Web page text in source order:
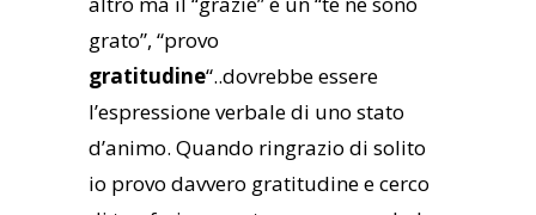
grato”, “provo
gratitudine“..dovrebbe essere
l’espressione verbale di uno stato
d’animo. Quando ringrazio di solito
io provo davvero gratitudine e cerco